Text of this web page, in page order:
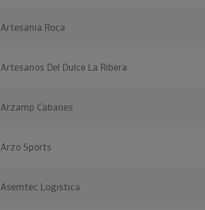
Artesania Roca
Artesanos Del Dulce La Ribera
Arzamp Cabanes
Arzo Sports
Asemtec Logistica